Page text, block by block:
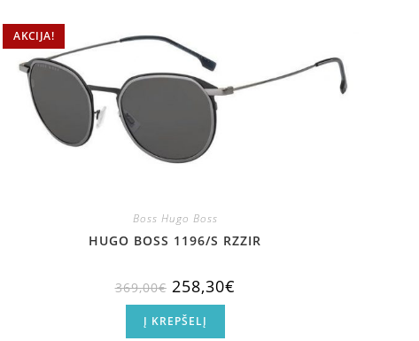
AKCIJA!
Boss Hugo Boss
HUGO BOSS 1196/S RZZIR
369,00€ 258,30€
Į KREPŠELĮ